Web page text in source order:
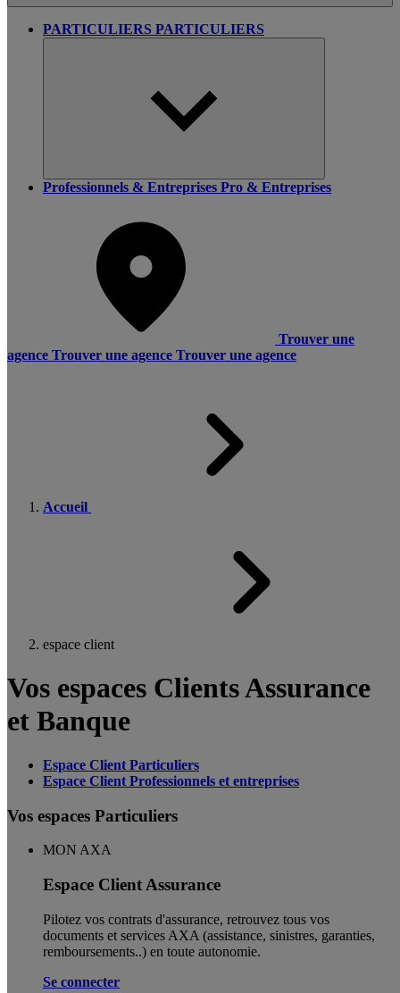
PARTICULIERS PARTICULIERS
Professionnels & Entreprises Pro & Entreprises
Trouver une
agence Trouver une agence Trouver une agence
Accueil
espace client
Vos espaces Clients Assurance
et Banque
Espace Client Particuliers
Espace Client Professionnels et entreprises
Vos espaces Particuliers
MON AXA
Espace Client Assurance
Pilotez vos contrats d'assurance, retrouvez tous vos
documents et services AXA (assistance, sinistres, garanties,
remboursements..) en toute autonomie. ​
Se connecter